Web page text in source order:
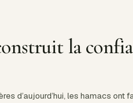
la
d’aujourd’hui, les hamacs ont